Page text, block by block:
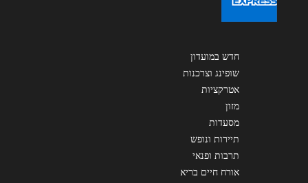
חדש במועדון
שופינג וצרכנות
אטרקציות
מזון
מסעדות
תיירות ונופש
תרבות ופנאי
אורח חיים בריא